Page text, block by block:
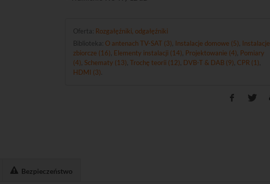
Oferta: Rozgałęźniki, odgałęźniki
Biblioteka: O antenach TV-SAT (3) Instalacje domowe (5) Instalacje
zbiorcze (16) Elementy instalacji (14) Projektowanie (4) Pomiary
(4) Schematy (13) ,Trochę teorii (12) DVB-T & DAB (9) CPR (1)
HDMI (3)
Bezpieczeństwo